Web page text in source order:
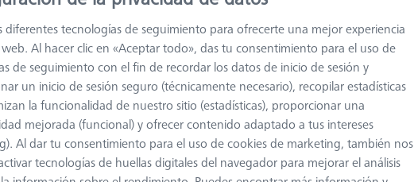
1. Ángulo (°) Anchura (B)
diferentes tecnologías de seguimiento para ofrecerte una mejor experiencia
Al hacer clic en «Aceptar todo», das tu consentimiento para el uso de
de seguimiento con el fin de recordar los datos de inicio de sesión y
un inicio de sesión seguro (técnicamente necesario), recopilar estadísticas
la funcionalidad de nuestro sitio (estadísticas), proporcionar una
mejorada (funcional) y ofrecer contenido adaptado a tus intereses
Al dar tu consentimiento para el uso de cookies de marketing, también nos
tecnologías de huellas digitales del navegador para mejorar el análisis